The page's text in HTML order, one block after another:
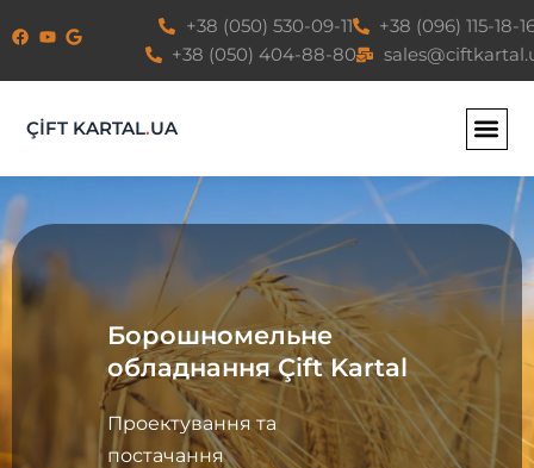
до
+38 (050) 530-09-11
+38 (096) 115-18-
+38 (050) 404-88-80
ÇİFT KARTAL.UA
Борошномельне
обладнання Çift Kartal
Проектування та
постачання